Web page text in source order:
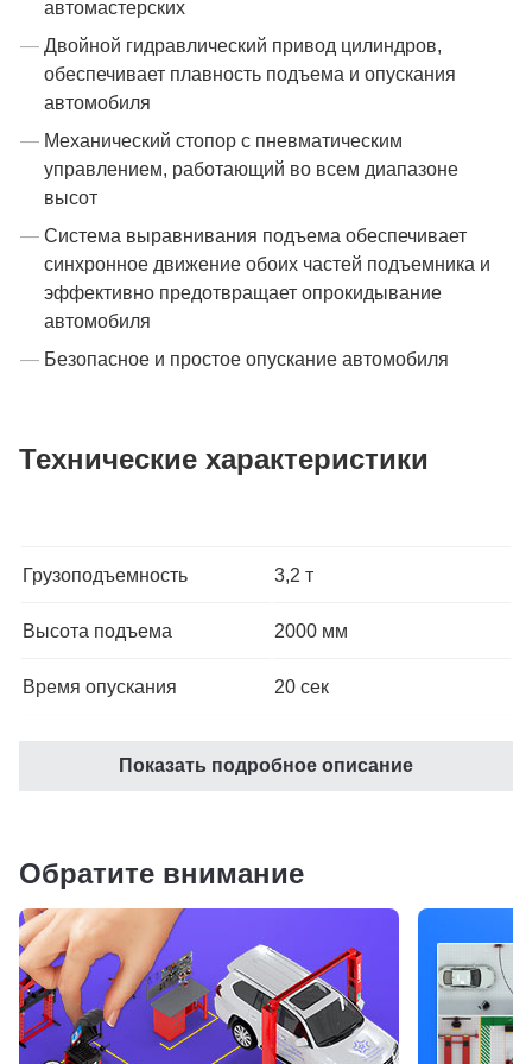
автомастерских
Двойной гидравлический привод цилиндров,
обеспечивает плавность подъема и опускания
автомобиля
Механический стопор с пневматическим
управлением, работающий во всем диапазоне
высот
Система выравнивания подъема обеспечивает
синхронное движение обоих частей подъемника и
эффективно предотвращает опрокидывание
автомобиля
Безопасное и простое опускание автомобиля
Технические характеристики
Грузоподъемность 3,2 т
Высота подъема 2000 мм
Время опускания 20 сек
максимальную высоту
электродвигателя
Рабочее давление
компрессора
28 MПа
Показать подробное описание
Обратите внимание